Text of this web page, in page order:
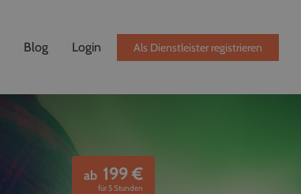
Blog Login Als Dienstleister registrieren
ab 199€
für 5 Stunden